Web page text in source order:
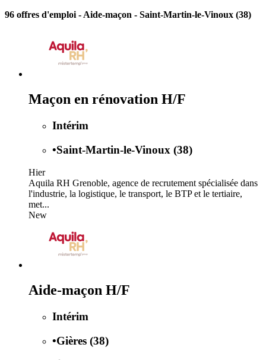
96 offres d'emploi - Aide-maçon - Saint-Martin-le-Vinoux (38)
Maçon en rénovation H/F
Intérim
•Saint-Martin-le-Vinoux (38)
Hier
Aquila RH Grenoble, agence de recrutement spécialisée dans
l'industrie, la logistique, le transport, le BTP et le tertiaire,
met...
New
Aide-maçon H/F
Intérim
•Gières (38)